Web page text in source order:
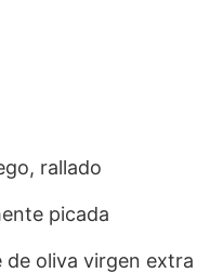
rallado
picada
de oliva virgen extra